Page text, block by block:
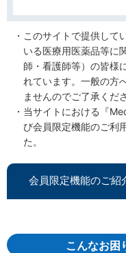
このサイトで提供して
いる医療用医薬品等に
師・看護師等）の皆様
れています。一般の方
ませんのでご了承くだ
当サイトにおける『
び会員限定機能のご利
た。
会員限定機能のご紹
こんなお困